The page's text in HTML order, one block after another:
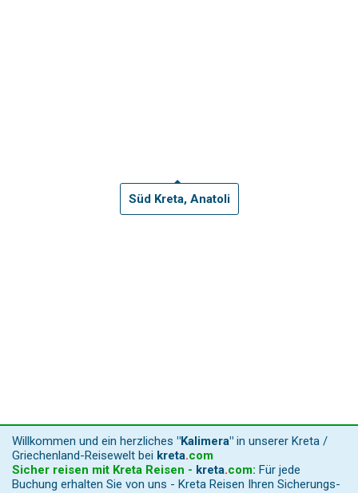
Süd Kreta, Anatoli
Willkommen und ein herzliches "Kalimera" in unserer Kreta /
Griechenland-Reisewelt bei kreta.com
Sicher reisen mit Kreta Reisen - kreta.com: Für jede
Buchung erhalten Sie von uns - Kreta Reisen Ihren Sicherungs-